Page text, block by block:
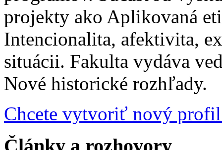
projekty ako Aplikovaná
Intencionalita, afektivita,
situácii. Fakulta vydáva
Nové historické rozhľady.
Chcete vytvoriť nový